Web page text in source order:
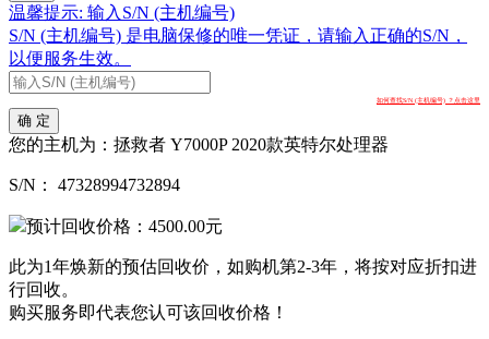
温馨提示: 输入S/N (主机编号)
S/N (主机编号) 是电脑保修的唯一凭证，请输入正确的S/N，
以便服务生效。
如何查找S/N (主机编号) ？点击这里
确 定
您的主机为： 拯救者 Y7000P 2020款英特尔处理器
S/N： 47328994732894
预计回收价格： 4500.00元
此为1年焕新的预估回收价，如购机第2-3年，将按对应折扣进
行回收。
购买服务即代表您认可该回收价格！